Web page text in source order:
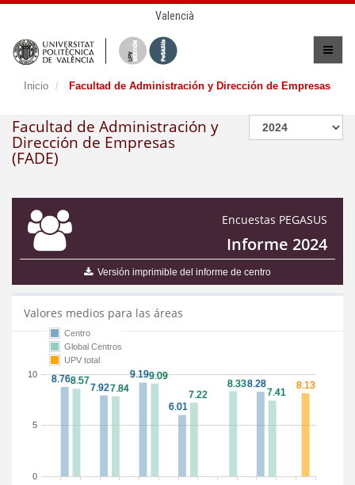
Valencià
Inicio Facultad de Administración y Dirección de Empresas
Facultad de Administración y
Dirección de Empresas
(FADE)
Encuestas PEGASUS
Informe 2024
Versión imprimible del informe de centro
Valores medios para las áreas
0
5
10
Centro
Global Centros
UPV total